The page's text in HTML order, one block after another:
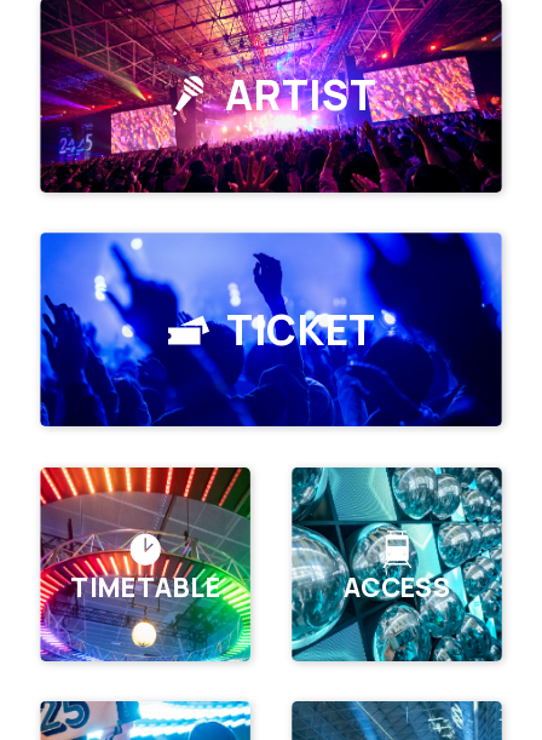
ARTIST
TICKET
TIMETABLE ACCESS